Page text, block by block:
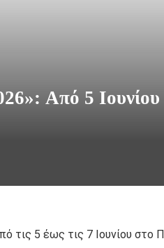
Από 5 Ιουνίου
τις 5 έως τις 7 Ιουνίου στο